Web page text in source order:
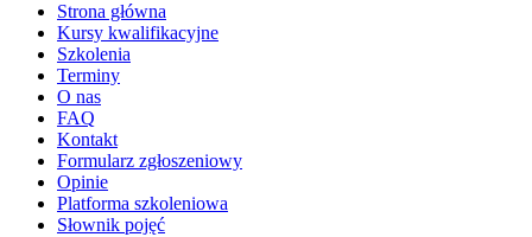
Strona główna
Kursy kwalifikacyjne
Szkolenia
Terminy
O nas
FAQ
Kontakt
Formularz zgłoszeniowy
Opinie
Platforma szkoleniowa
Słownik pojęć